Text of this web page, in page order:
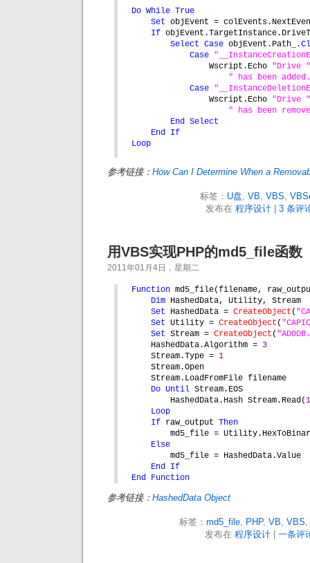
Do While True
Set objEvent =
If
Select Case objEvent.Path_.
Case
Wscript.Echo "Drive
" has been
Case
Wscript.Echo "Drive
" has been
End Select
End If
Loop
参考链接： How Can I Determine When a
标签： U盘, VB, VBS,
发布在 程序设计| 3 条评
用VBS实现PHP的md5_file函数
2011年01月4日，星期二
Function md5_file(filename,
Dim HashedData, Utility, Stream
Set HashedData = CreateObject (
Set Utility = CreateObject (
Set Stream = CreateObject (
HashedData.Algorithm = 3
Stream.Type = 1
Stream.Open
Stream.LoadFromFile filename
Do Until Stream.EOS
HashedData.Hash Stream.Read(
Loop
If raw_output Then
md5_file =
Else
md5_file = HashedData.Value
End If
End Function
参考链接： HashedData Object
标签： md5_file, PHP, VB, VBS,
发布在 程序设计| 一条评